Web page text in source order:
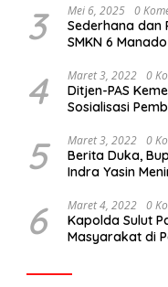
3 Mei 6, 2025 0
Sederhana dan
SMKN 6
4 Maret 3, 2022 0
Ditjen-PAS
Sosialisasi
5 Maret 3, 2022 0
Berita Duka,
Indra Yasin
6 Maret 4, 2022 0
Kapolda Sulut
Masyarakat di